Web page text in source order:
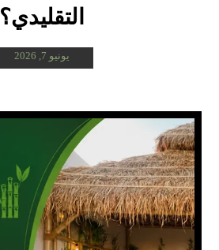
التقليدي؟
يونيو 7, 2026